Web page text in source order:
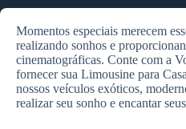
Momentos especiais merecem
realizando sonhos e
cinematográficas. Conte com a
fornecer sua Limousine para
nossos veículos exóticos,
realizar seu sonho e encantar